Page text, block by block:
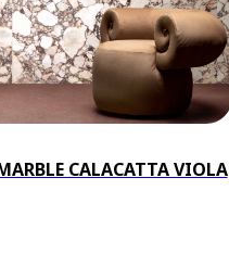
CALACATTA VIOLA